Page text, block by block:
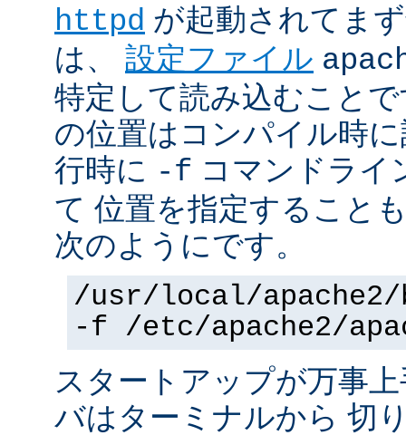
httpd が起動されてま
は、 設定ファイル
特定して読み込むこと
の位置はコンパイル時
行時に -f コマンドライ
て 位置を指定すること
次のようにです。
/usr/local/
-f /etc/apache2/
スタートアップが万事
バはターミナルから 切